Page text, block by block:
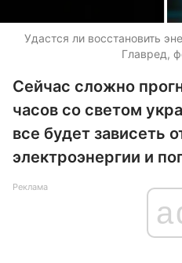
Удастся ли восстановить
Главред,
Сейчас сложно
часов со светом
все будет зависеть
электроэнергии и
Реклама